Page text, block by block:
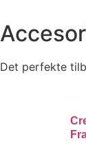
Det perfekte